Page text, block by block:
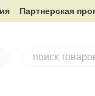
Партнерская